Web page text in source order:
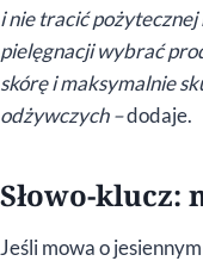
i nie tracić
pielęgnacji wybrać
skórę i maksymalnie
odżywczych –dodaje.
Słowo-klucz:
Jeśli mowa o